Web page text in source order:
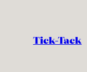
Tick-Tack